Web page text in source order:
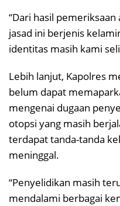
“Dari hasil
jasad ini berjenis
identitas masih kami
Lebih lanjut, Kapolres
belum dapat
mengenai dugaan
otopsi yang masih
terdapat tanda-tanda
meninggal.
“Penyelidikan masih
mendalami berbagai